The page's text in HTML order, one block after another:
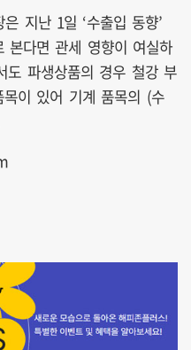
지난 1일 ‘수출입 동향’
본다면 관세 영향이 여실하
파생상품의 경우 철강 부
이 있어 기계 품목의 (수